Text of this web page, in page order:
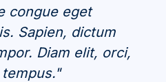
congue eget
Sapien, dictum
Diam elit, orci,